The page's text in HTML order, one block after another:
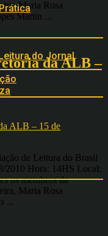
do Jornal
Maria Rosa
Martin ...
da ALB –
de Leitura do Brasil
Hora: 14HS Local:
os membros da
Maria Rosa
...